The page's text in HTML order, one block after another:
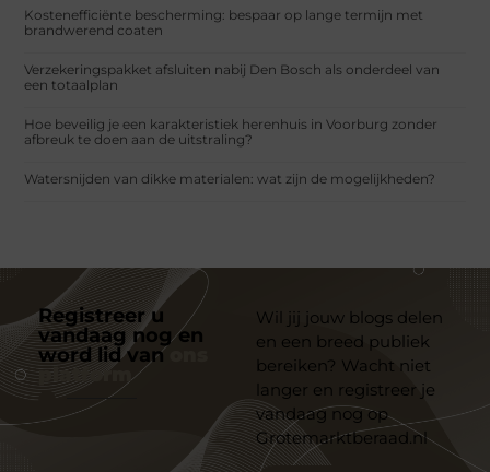
Kostenefficiënte bescherming: bespaar op lange termijn met
brandwerend coaten
Verzekeringspakket afsluiten nabij Den Bosch als onderdeel van
een totaalplan
Hoe beveilig je een karakteristiek herenhuis in Voorburg zonder
afbreuk te doen aan de uitstraling?
Watersnijden van dikke materialen: wat zijn de mogelijkheden?
Registreer u
vandaag nog en
word lid van
platform
Wil jij jouw blogs delen
en een breed publiek
bereiken? Wacht niet
langer en registreer je
vandaag nog op
Grotemarktberaad.nl